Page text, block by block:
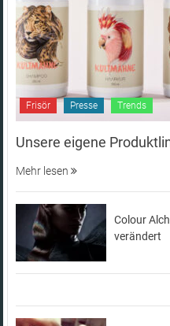
Frisör Presse Trends
Unsere eigene
Mehr lesen
Colour
verändert